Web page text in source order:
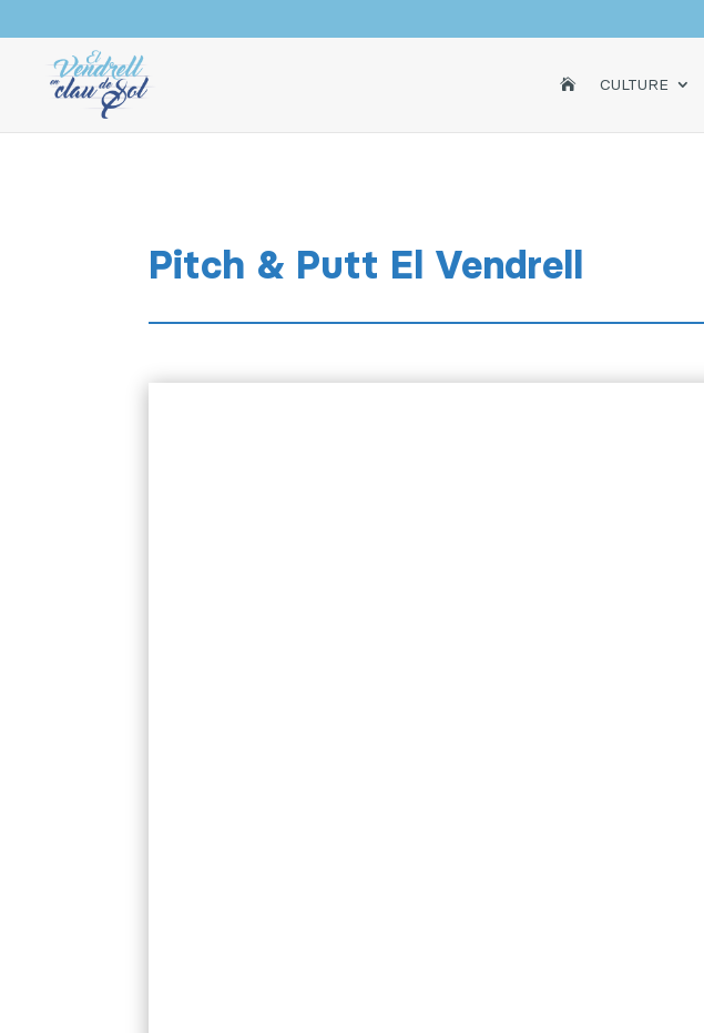
ACCUEIL
CULTURE
Pitch & Putt El Vendrell